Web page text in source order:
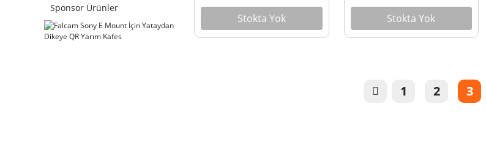
Sponsor Ürünler
Stokta Yok Stokta Yok
1 2 3